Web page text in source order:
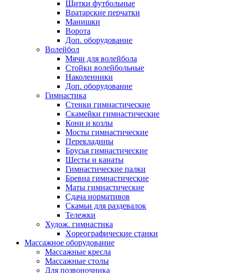
Щитки футбольные
Вратарские перчатки
Манишки
Ворота
Доп. оборудование
Волейбол
Мячи для волейбола
Стойки волейбольные
Наколенники
Доп. оборудование
Гимнастика
Стенки гимнастические
Скамейки гимнастические
Кони и козлы
Мосты гимнастические
Перекладины
Брусья гимнастические
Шесты и канаты
Гимнастические палки
Бревна гимнастические
Маты гимнастические
Сдача нормативов
Скамьи для раздевалок
Тележки
Худож. гимнастика
Xореографические станки
Массажное оборудование
Массажные кресла
Массажные столы
Для позвоночника